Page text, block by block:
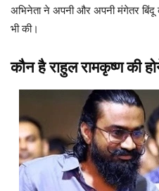
अभिनेता ने अपनी और अपनी मंगेतर बिंदू
भी की।
कौन है राहुल रामकृष्ण की